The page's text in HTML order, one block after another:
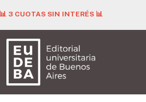
📊 3 CUOTAS SIN INTERÉS 📊